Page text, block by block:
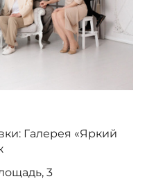
Галерея «Яркий
3